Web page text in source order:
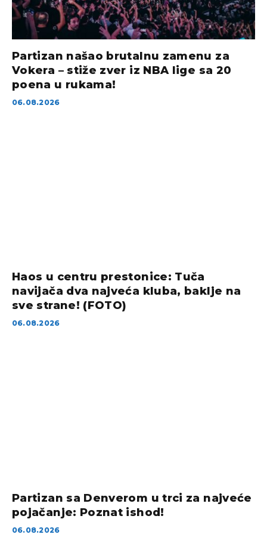
Partizan našao brutalnu zamenu za
Vokera – stiže zver iz NBA lige sa 20
poena u rukama!
06.08.2026
Haos u centru prestonice: Tuča
navijača dva najveća kluba, baklje na
sve strane! (FOTO)
06.08.2026
Partizan sa Denverom u trci za najveće
pojačanje: Poznat ishod!
06.08.2026